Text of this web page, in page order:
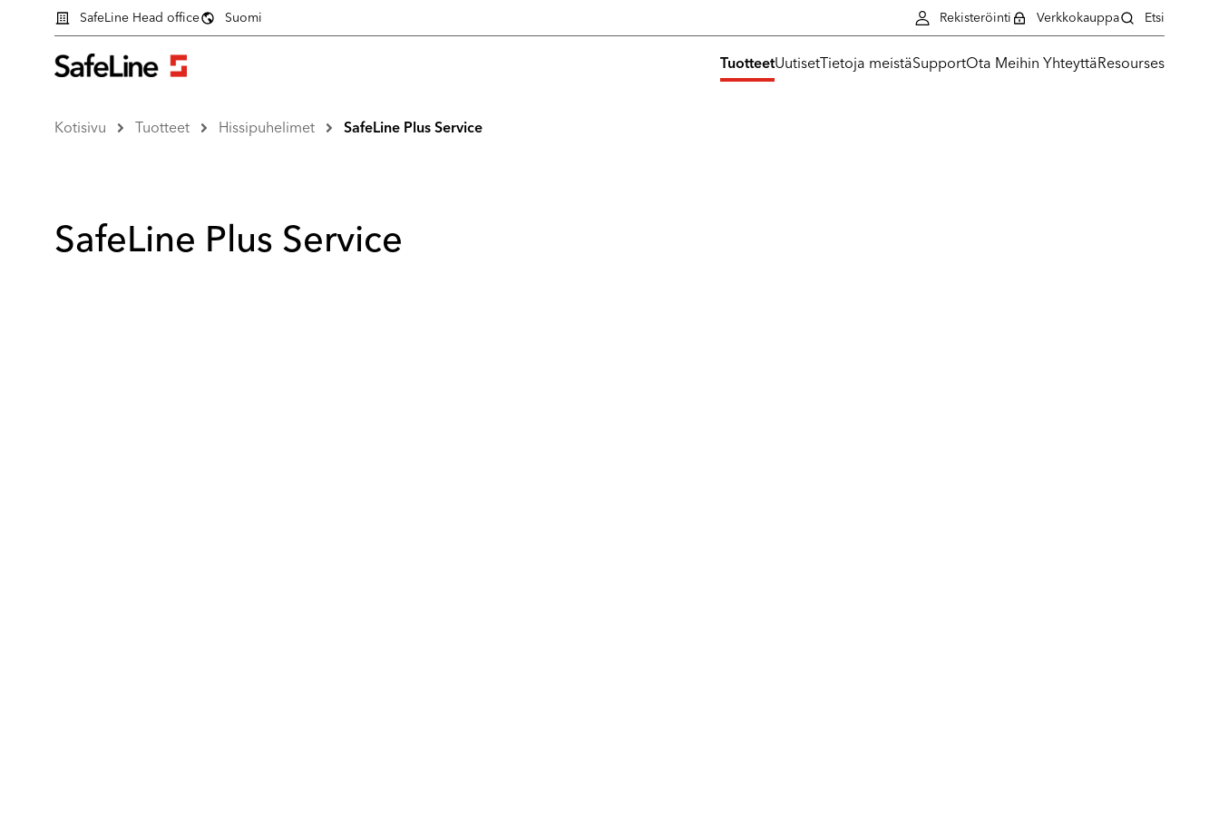
TuotteetUutisetTietoja meistäSupportOta Meihin YhteyttäResourses
SafeLine Head office Suomi Rekisteröinti Verkkokauppa Etsi
Kotisivu Tuotteet Hissipuhelimet SafeLine Plus Service
SafeLine Plus Service